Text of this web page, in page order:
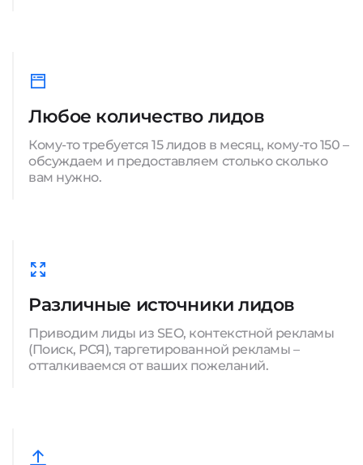
Любое количество лидов
Кому-то требуется 15 лидов в месяц, кому-то 150 –
обсуждаем и предоставляем столько сколько
вам нужно.
Различные источники лидов
Приводим лиды из SEO, контекстной рекламы
(Поиск, РСЯ), таргетированной рекламы –
отталкиваемся от ваших пожеланий.